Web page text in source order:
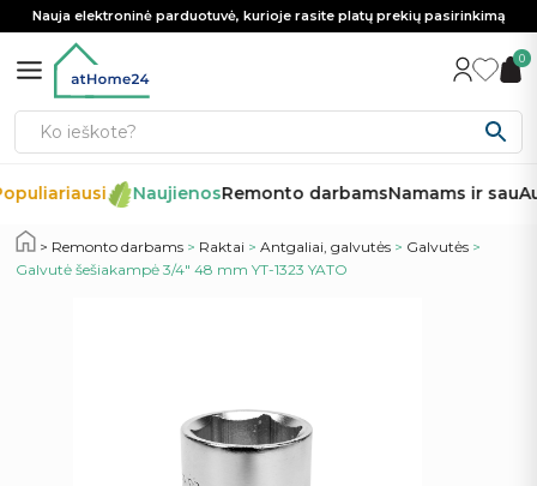
Nauja elektroninė parduotuvė, kurioje rasite platų prekių pasirinkimą
0
NaujienosRemonto darbamsNamams ir sau
Remonto darbams > Raktai >Antgaliai, galvutės > Galvutės >
Galvutė šešiakampė 3/4″ 48 mm YT-1323 YATO